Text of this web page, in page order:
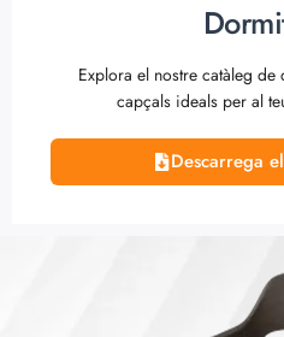
Explora el nostre catàleg
capçals ideals per al
Descarrega